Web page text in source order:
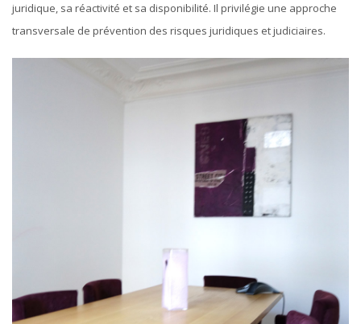
juridique, sa réactivité et sa disponibilité. Il privilégie une approche
transversale de prévention des risques juridiques et judiciaires.